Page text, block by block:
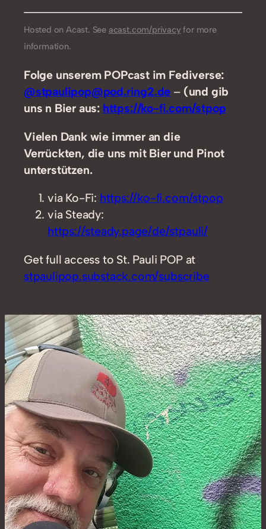
Hosted on Acast. See acast.com/privacy for more
information.
Folge unserem POPcast im Fediverse:
@stpaulipop@pod.ring2.de – (und gib
uns n Bier aus: https://ko-fi.com/stpop
Vielen Dank wie immer an die
Verrückten, die uns mit Bier und Pinot
unterstützen.
via Ko-Fi: https://ko-fi.com/stpop
via Steady:
https://steady.page/de/stpauli/
Get full access to St. Pauli POP at
stpaulipop.substack.com/subscribe